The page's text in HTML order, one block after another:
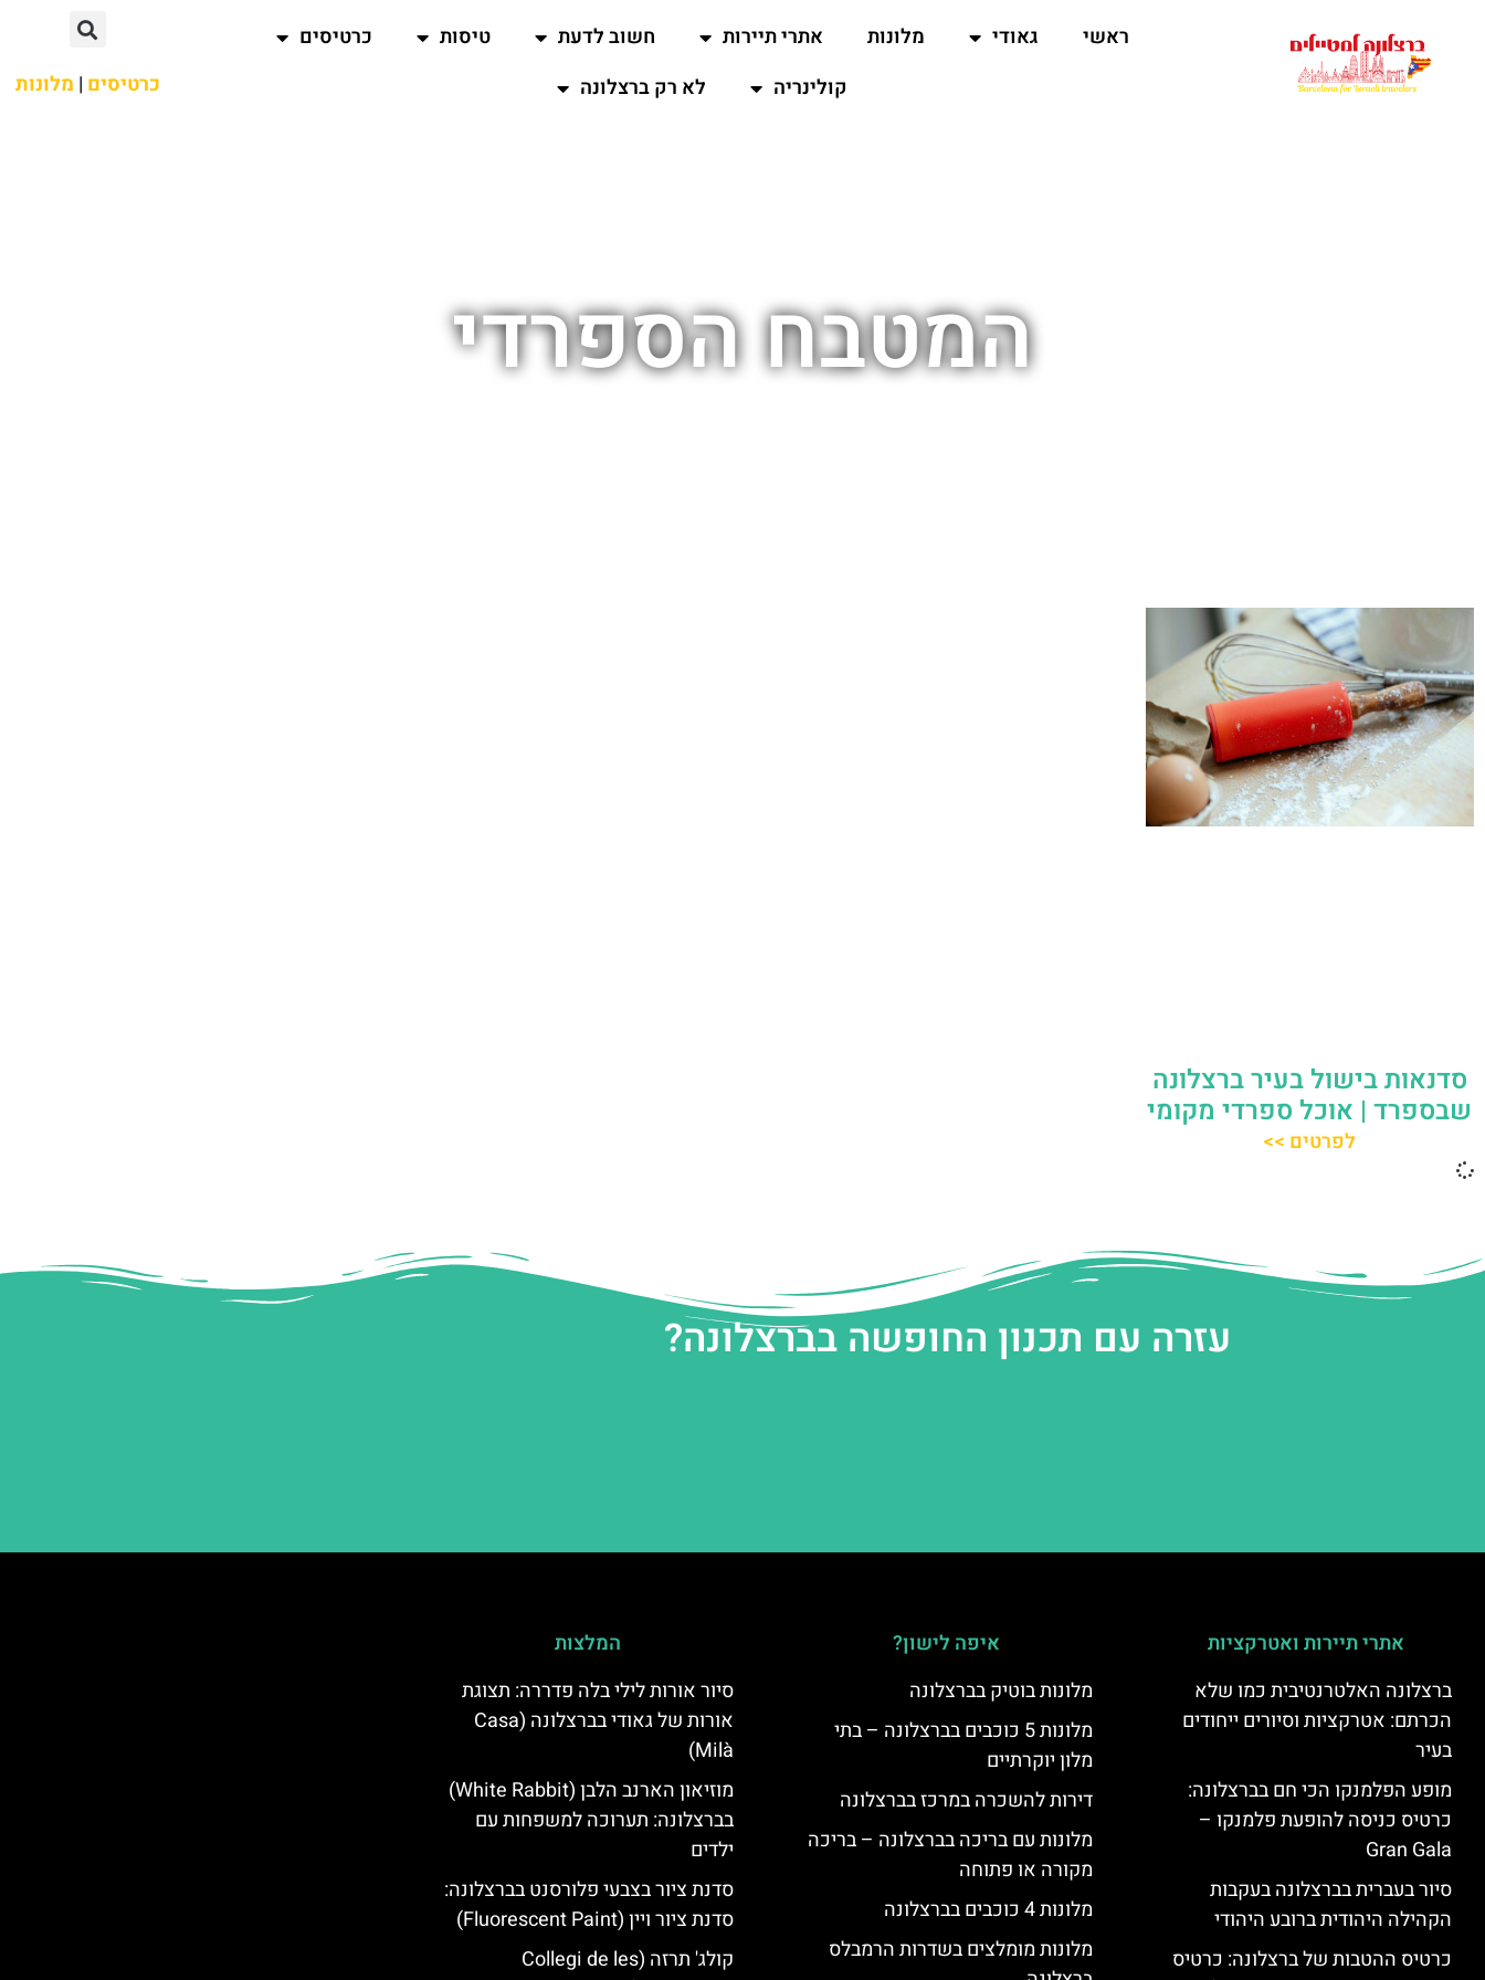
ראשי גאודי מלונות אתרי תיירות חשוב לדעת טיסות
כרטיסים
קולינריה
לא רק ברצלונה כרטיסים | מלונות
המטבח הספרדי
סדנאות בישול בעיר ברצלונה
שבספרד | אוכל ספרדי מקומי
לפרטים >>
עזרה עם תכנון החופשה בברצלונה?
אתרי תיירות ואטרקציות
ברצלונה האלטרנטיבית כמו שלא
הכרתם: אטרקציות וסיורים ייחודים
בעיר
מופע הפלמנקו הכי חם בברצלונה:
כרטיס כניסה להופעת פלמנקו –
Gran Gala
סיור בעברית בברצלונה בעקבות
הקהילה היהודית ברובע היהודי
כרטיס ההטבות של ברצלונה: כרטיס
איפה לישון?
מלונות בוטיק בברצלונה
מלונות 5 כוכבים בברצלונה – בתי
מלון יוקרתיים
דירות להשכרה במרכז בברצלונה
מלונות עם בריכה בברצלונה – בריכה
מקורה או פתוחה
מלונות 4 כוכבים בברצלונה
מלונות מומלצים בשדרות הרמבלס
המלצות
סיור אורות לילי בלה פדררה: תצוגת
אורות של גאודי בברצלונה (Casa
Milà)
מוזיאון הארנב הלבן (White Rabbit)
בברצלונה: תערוכה למשפחות עם
ילדים
סדנת ציור בצבעי פלורסנט בברצלונה:
סדנת ציור ויין (Fluorescent Paint)
קולג' תרזה (Collegi de les